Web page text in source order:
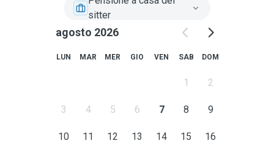
sitter
agosto 2026
LUN MAR MER GIO VEN SAB DOM
1 2
3 4 5 6 7 8 9
10 11 12 13 14 15 16